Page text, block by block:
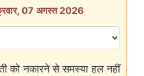
07 अगस्त 2026
को नकारने से समस्या हल नहीं